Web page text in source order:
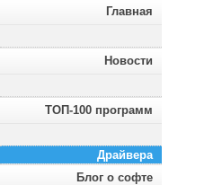
Главная
Новости
ТОП-100 программ
Драйвера
Блог о софте